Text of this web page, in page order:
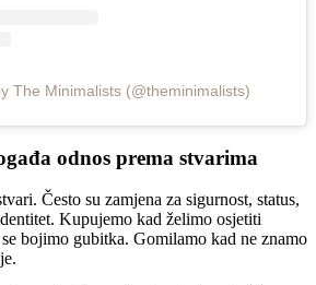
The Minimalists (@theminimalists)
odnos prema stvarima
Često su zamjena za sigurnost, status,
Kupujemo kad želimo osjetiti
bojimo gubitka. Gomilamo kad ne znamo